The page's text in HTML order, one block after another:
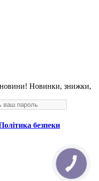
новини! Новинки, знижки,
безпеки